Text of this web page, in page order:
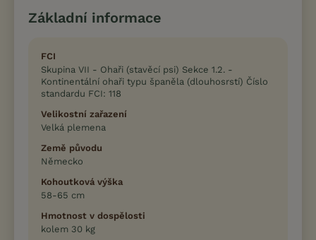
Základní informace
FCI
Skupina VII - Ohaři (stavěcí psi) Sekce 1.2. -
Kontinentální ohaři typu španěla (dlouhosrstí) Číslo
standardu FCI: 118
Velikostní zařazení
Velká plemena
Země původu
Německo
Kohoutková výška
58-65 cm
Hmotnost v dospělosti
kolem 30 kg